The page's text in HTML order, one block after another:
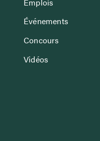
Événements
Concours
Vidéos